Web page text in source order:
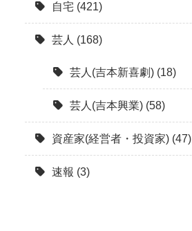
自宅 (421)
芸人 (168)
芸人(吉本新喜劇) (18)
芸人(吉本興業) (58)
資産家(経営者・投資家) (47)
速報 (3)